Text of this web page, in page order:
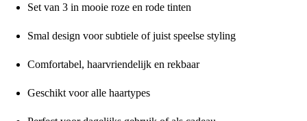
Set van 3 in mooie roze en rode tinten
Smal design voor subtiele of juist speelse styling
Comfortabel, haarvriendelijk en rekbaar
Geschikt voor alle haartypes